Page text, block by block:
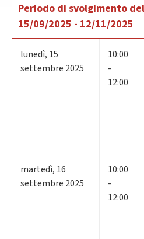
Periodo di svolgimento
15/09/2025 - 12/11/2025
lunedì, 15
settembre 2025
10:00
-
12:00
martedì, 16
settembre 2025
10:00
-
12:00